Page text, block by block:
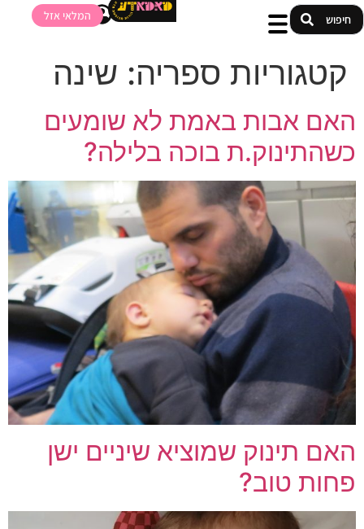
המלאי אזל
קטגוריות ספריה: שינה
האם אבות באמת לא שומעים
כשהתינוק.ת בוכה בלילה?
האם תינוק שמוציא שיניים ישן
פחות טוב?